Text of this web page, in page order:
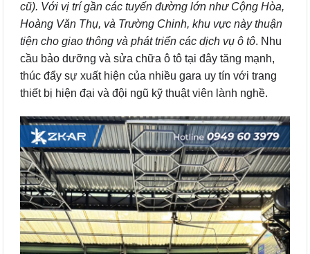
cũ). Với vị trí gần các tuyến đường lớn như Cộng Hòa,
Hoàng Văn Thụ, và Trường Chinh, khu vực này thuận
tiện cho giao thông và phát triển các dịch vụ ô tô. Nhu
cầu bảo dưỡng và sửa chữa ô tô tại đây tăng mạnh,
thúc đẩy sự xuất hiện của nhiều gara uy tín với trang
thiết bị hiện đại và đội ngũ kỹ thuật viên lành nghề.